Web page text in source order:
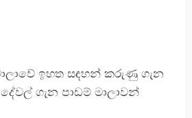
ඉහත සඳහන් කරුණු ගැන
ගැන පාඩම් මාලාවන්